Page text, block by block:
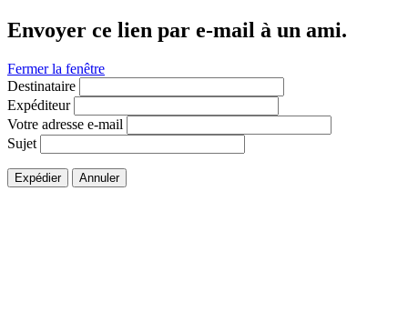
Envoyer ce lien par e-mail à un ami.
Fermer la fenêtre
Destinataire
Expéditeur
Votre adresse e-mail
Sujet
Expédier Annuler